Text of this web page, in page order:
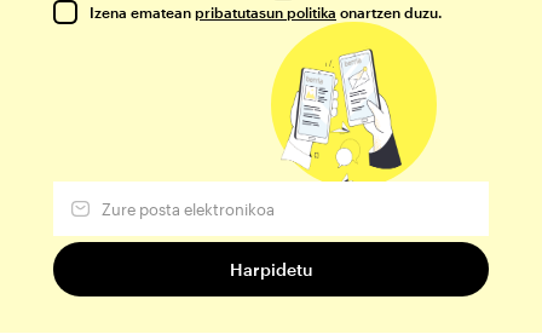
Izena ematean pribatutasun politika onartzen duzu.